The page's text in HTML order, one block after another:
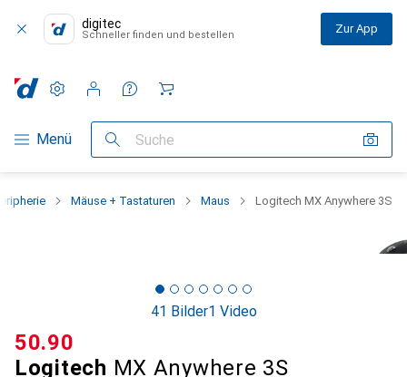
digitec
Schneller finden und bestellen Zur App
Navigation nach Kategorien
Menü Suche
Einstellungen
Kundenkonto
Vergleichslisten
Merklisten
Warenkorb
Mäuse + Tastaturen Maus Logitech MX Anywhere 3S
41 Bilder1 Video
Logitech MX Anywhere 3S
CHF
50.90